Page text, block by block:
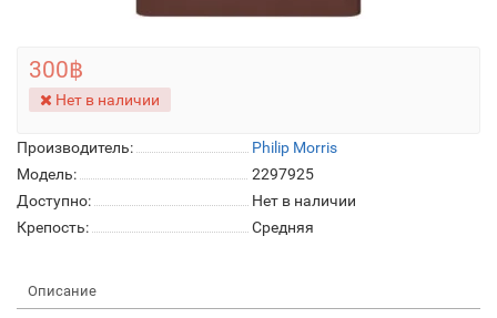
Производитель:
Philip Morris
Модель:
2297925
Доступно:
Нет в наличии
Крепость:
Средняя
300฿
Нет в наличии
Описание